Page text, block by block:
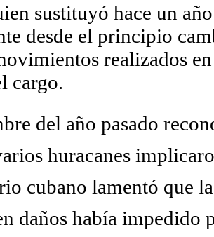
sustituyó hace un
desde el principio
realizados
cargo.
del año pasado
huracanes
cubano lamentó que
daños había